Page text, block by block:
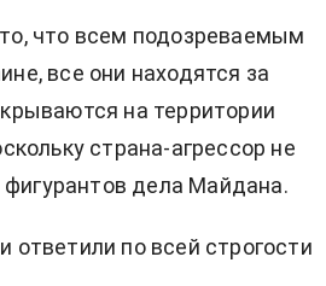
что всем подозреваемым
все они находятся за
на территории
страна-агрессор не
дела Майдана.
по всей строгости